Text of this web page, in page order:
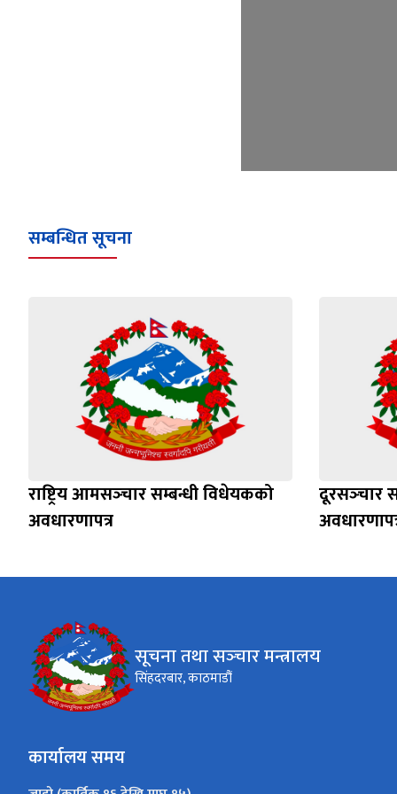
सम्बन्धित सूचना
राष्ट्रिय आमसञ्‍चार सम्बन्धी विधेयकको
अवधारणापत्र
दूरसञ्‍चार
सूचना तथा सञ्‍चार मन्त्रालय
सिंहदरबार, काठमाडौं
कार्यालय समय